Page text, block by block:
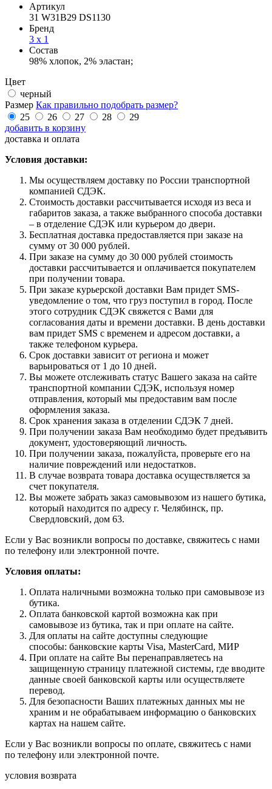
Артикул
31 W31B29 DS1130
Бренд
3 х 1
Состав
98% хлопок, 2% эластан;
Цвет
черный
Размер Как правильно подобрать размер?
25
26 27 28
29
добавить в корзину
доставка и оплата
Условия доставки:
Мы осуществляем доставку по России транспортной
компанией СДЭК.
Стоимость доставки рассчитывается исходя из веса и
габаритов заказа, а также выбранного способа доставки
– в отделение СДЭК или курьером до двери.
Бесплатная доставка предоставляется при заказе на
сумму от 30 000 рублей.
При заказе на сумму до 30 000 рублей стоимость
доставки рассчитывается и оплачивается покупателем
при получении товара.
При заказе курьерской доставки Вам придет SMS-
уведомление о том, что груз поступил в город. После
этого сотрудник СДЭК свяжется с Вами для
согласования даты и времени доставки. В день доставки
вам придет SMS с временем и адресом доставки, а
также телефоном курьера.
Срок доставки зависит от региона и может
варьироваться от 1 до 10 дней.
Вы можете отслеживать статус Вашего заказа на сайте
транспортной компании СДЭК, используя номер
отправления, который мы предоставим вам после
оформления заказа.
Срок хранения заказа в отделении СДЭК 7 дней.
При получении заказа Вам необходимо будет предъявить
документ, удостоверяющий личность.
При получении заказа, пожалуйста, проверьте его на
наличие повреждений или недостатков.
В случае возврата товара доставка осуществляется за
счет покупателя.
Вы можете забрать заказ самовывозом из нашего бутика,
который находится по адресу г. Челябинск, пр.
Свердловский, дом 63.
Если у Вас возникли вопросы по доставке, свяжитесь с нами
по телефону или электронной почте.
Условия оплаты:
Оплата наличными возможна только при самовывозе из
бутика.
Оплата банковской картой возможна как при
самовывозе из бутика, так и при оплате на сайте.
Для оплаты на сайте доступны следующие
способы: банковские карты Visa, MasterCard, МИР
При оплате на сайте Вы перенаправляетесь на
защищенную страницу платежной системы, где вводите
данные своей банковской карты или осуществляете
перевод.
Для безопасности Ваших платежных данных мы не
храним и не обрабатываем информацию о банковских
картах на нашем сайте.
Если у Вас возникли вопросы по оплате, свяжитесь с нами
по телефону или электронной почте.
условия возврата